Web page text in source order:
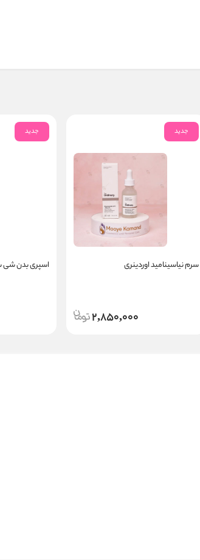
جدید
سرم نیاسینامید اوردینری
2,850,000
جدید
اسپری بدن